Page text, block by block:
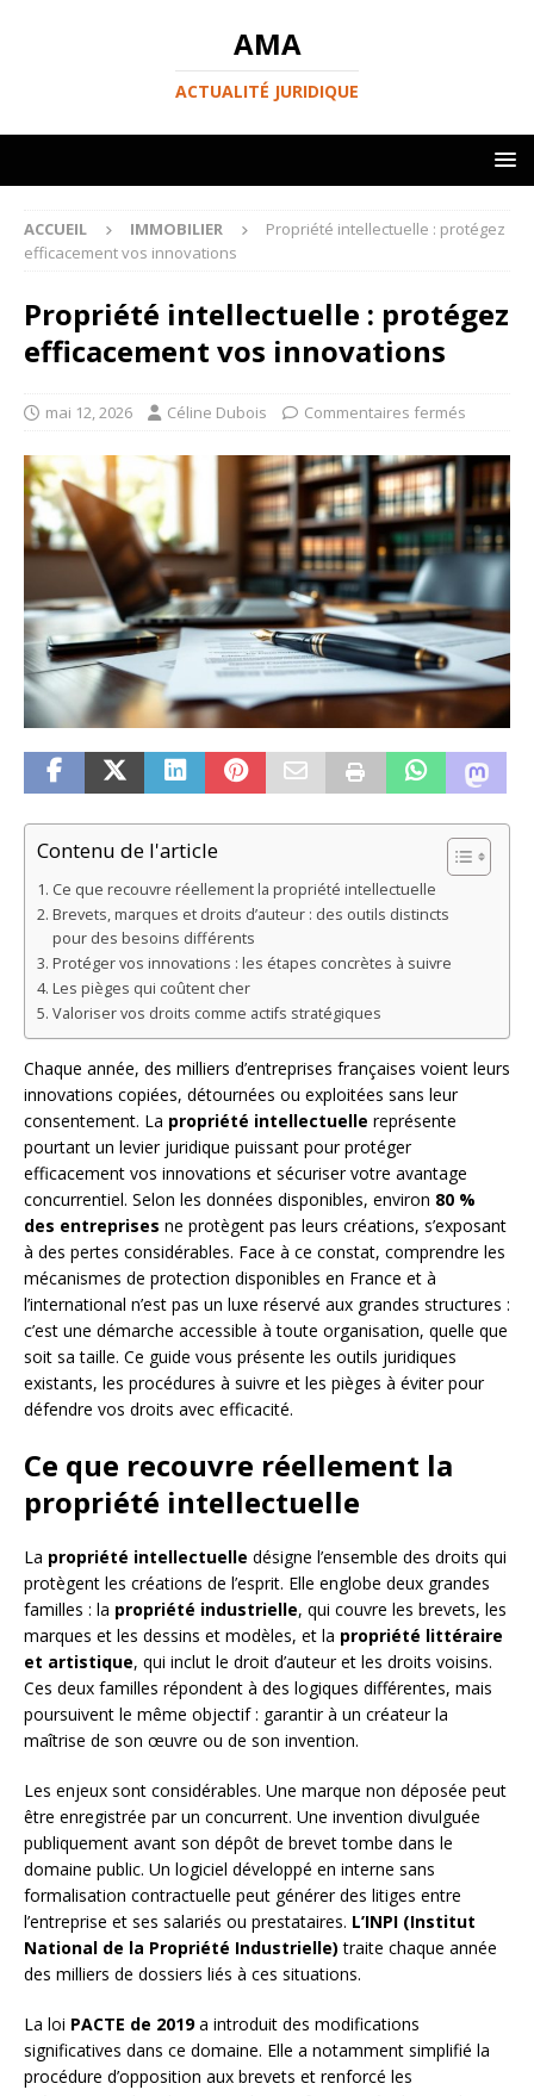
AMA
ACTUALITÉ JURIDIQUE
ACCUEIL IMMOBILIER
Propriété intellectuelle : protégez
efficacement vos innovations
Propriété intellectuelle : protégez
efficacement vos innovations
mai 12, 2026 Céline Dubois Commentaires fermés
Contenu de l'article
Ce que recouvre réellement la propriété intellectuelle
Brevets, marques et droits d’auteur : des outils distincts
pour des besoins différents
Protéger vos innovations : les étapes concrètes à suivre
Les pièges qui coûtent cher
Valoriser vos droits comme actifs stratégiques
Chaque année, des milliers d’entreprises françaises voient leurs
innovations copiées, détournées ou exploitées sans leur
consentement. La propriété intellectuelle représente
pourtant un levier juridique puissant pour protéger
efficacement vos innovations et sécuriser votre avantage
concurrentiel. Selon les données disponibles, environ 80 %
des entreprises ne protègent pas leurs créations, s’exposant
à des pertes considérables. Face à ce constat, comprendre les
mécanismes de protection disponibles en France et à
l’international n’est pas un luxe réservé aux grandes structures :
c’est une démarche accessible à toute organisation, quelle que
soit sa taille. Ce guide vous présente les outils juridiques
existants, les procédures à suivre et les pièges à éviter pour
défendre vos droits avec efficacité.
Ce que recouvre réellement la
propriété intellectuelle
La propriété intellectuelle désigne l’ensemble des droits qui
protègent les créations de l’esprit. Elle englobe deux grandes
familles : la propriété industrielle, qui couvre les brevets, les
marques et les dessins et modèles, et la propriété littéraire
et artistique, qui inclut le droit d’auteur et les droits voisins.
Ces deux familles répondent à des logiques différentes, mais
poursuivent le même objectif : garantir à un créateur la
maîtrise de son œuvre ou de son invention.
Les enjeux sont considérables. Une marque non déposée peut
être enregistrée par un concurrent. Une invention divulguée
publiquement avant son dépôt de brevet tombe dans le
domaine public. Un logiciel développé en interne sans
formalisation contractuelle peut générer des litiges entre
l’entreprise et ses salariés ou prestataires. L’INPI (Institut
National de la Propriété Industrielle) traite chaque année
des milliers de dossiers liés à ces situations.
La loi PACTE de 2019a introduit des modifications
significatives dans ce domaine. Elle a notamment simplifié la
procédure d’opposition aux brevets et renforcé les